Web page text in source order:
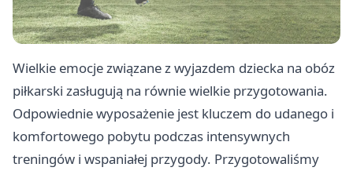
Wielkie emocje związane z wyjazdem dziecka na obóz
piłkarski zasługują na równie wielkie przygotowania.
Odpowiednie wyposażenie jest kluczem do udanego i
komfortowego pobytu podczas intensywnych
treningów i wspaniałej przygody. Przygotowaliśmy